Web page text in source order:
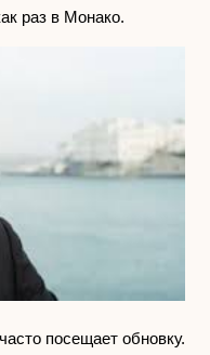
раз в Монако.
посещает обновку.